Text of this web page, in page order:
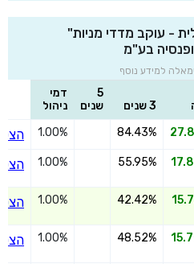
- עוקב מדדי מניות"
בע"מ
למידע נוסף
3 שנים
5
שנים
דמי
ניהול
84.43%
1.00%
55.95%
1.00%
42.42%
1.00%
48.52%
1.00%